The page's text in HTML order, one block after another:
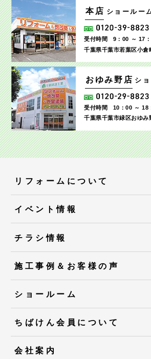
本店 ショールー
受付時間
9：00 ～ 17
千葉県千葉市若葉区小倉
おゆみ野店 シ
受付時間
10：00 ～ 18
千葉県千葉市緑区おゆみ
リフォームについて
イベント情報
チラシ情報
施工事例＆お客様の声
ショールーム
ちばけん会員について
会社案内